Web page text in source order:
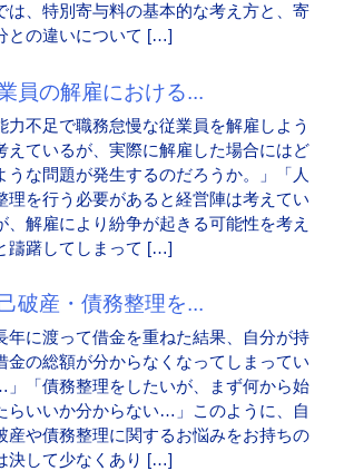
は、特別寄与料の基本的な考え方と、寄
との違いについて […]
員の解雇における...
力不足で職務怠慢な従業員を解雇しよう
えているが、実際に解雇した場合にはど
うな問題が発生するのだろうか。」「人
理を行う必要があると経営陣は考えてい
、解雇により紛争が起きる可能性を考え
躊躇してしまって […]
破産・債務整理を...
年に渡って借金を重ねた結果、自分が持
金の総額が分からなくなってしまってい
」「債務整理をしたいが、まず何から始
らいいか分からない…」このように、自
産や債務整理に関するお悩みをお持ちの
決して少なくあり […]